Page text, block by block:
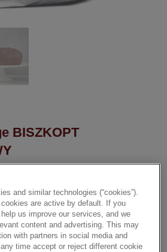
BISZKOPT
smaku czekoladowym. Doskonale
blatów i rolad.
and similar technologies (“cookies”).
are active by default. If you
us improve our services, and we
content and advertising. This may
with partners in social media and
time accept or reject different cookie